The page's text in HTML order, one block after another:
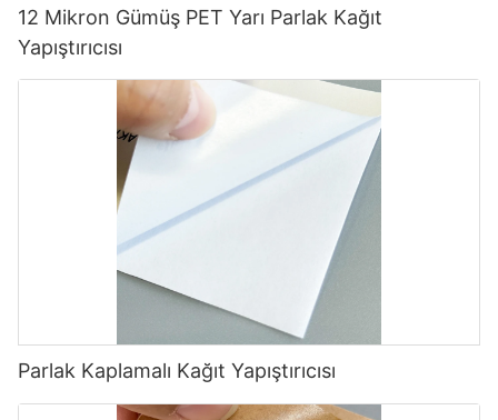
12 Mikron Gümüş PET Yarı Parlak Kağıt
Yapıştırıcısı
Parlak Kaplamalı Kağıt Yapıştırıcısı